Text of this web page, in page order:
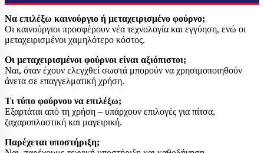
Να επιλέξω καινούργιο ή μεταχειρισμένο φούρνο;
Οι καινούργιοι προσφέρουν νέα τεχνολογία και εγγύηση, ενώ οι
μεταχειρισμένοι χαμηλότερο κόστος.
Οι μεταχειρισμένοι φούρνοι είναι αξιόπιστοι;
Ναι, όταν έχουν ελεγχθεί σωστά μπορούν να χρησιμοποιηθούν
άνετα σε επαγγελματική χρήση.
Τι τύπο φούρνου να επιλέξω;
Εξαρτάται από τη χρήση – υπάρχουν επιλογές για πίτσα,
ζαχαροπλαστική και μαγειρική.
Παρέχεται υποστήριξη;